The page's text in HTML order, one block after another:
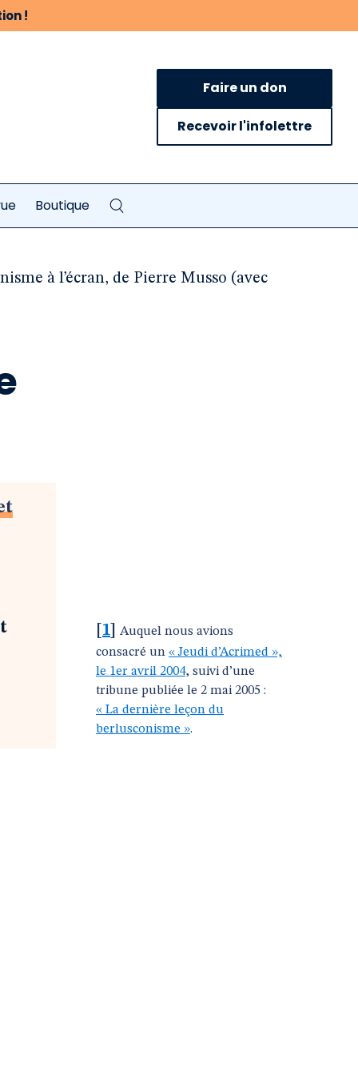
!
Faire un don
Recevoir l'infolettre
Boutique
à l’écran, de Pierre Musso (avec
1
Auquel nous avions
consacré un « Jeudi d’Acrimed »,
le 1er avril 2004, suivi d’une
tribune publiée le 2 mai 2005 :
« La dernière leçon du
berlusconisme ».